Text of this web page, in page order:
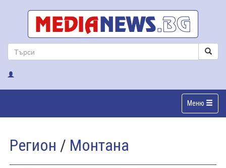
Меню
Регион / Монтана